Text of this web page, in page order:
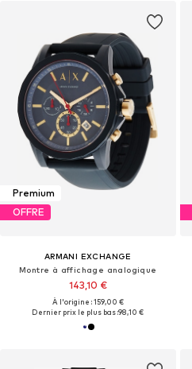
Premium
OFFRE
ARMANI EXCHANGE
Montre à affichage analogique
143,10 €
À l'origine : 159,00 €
Dernier prix le plus bas :98,10 €